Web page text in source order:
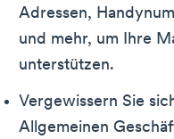
Adressen,
und mehr, um Ihre
unterstützen.
Vergewissern Sie
Allgemeinen